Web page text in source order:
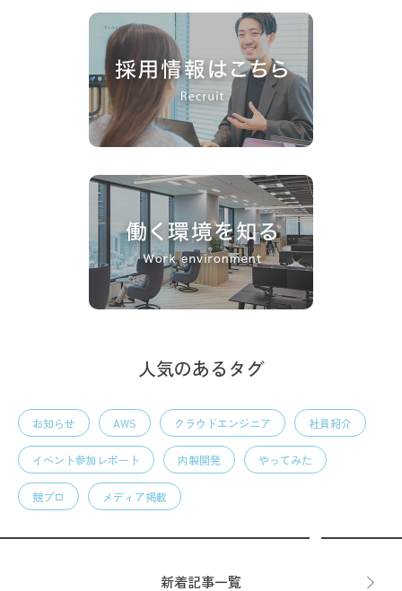
人気のあるタグ
お知らせ AWS クラウドエンジニア 社員紹介
イベント参加レポート 内製開発 やってみた
競プロ メディア掲載
新着記事一覧